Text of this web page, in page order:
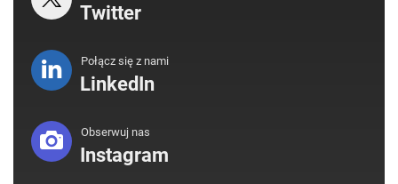
Twitter
Połącz się z nami
LinkedIn
Obserwuj nas
Instagram